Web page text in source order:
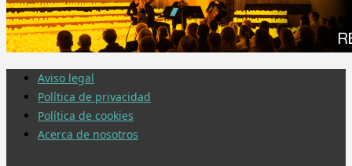
Aviso legal
Política de privacidad
Política de cookies
Acerca de nosotros